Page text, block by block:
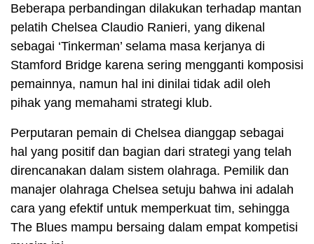
Beberapa perbandingan dilakukan terhadap mantan
pelatih Chelsea Claudio Ranieri, yang dikenal
sebagai ‘Tinkerman’ selama masa kerjanya di
Stamford Bridge karena sering mengganti komposisi
pemainnya, namun hal ini dinilai tidak adil oleh
pihak yang memahami strategi klub.
Perputaran pemain di Chelsea dianggap sebagai
hal yang positif dan bagian dari strategi yang telah
direncanakan dalam sistem olahraga. Pemilik dan
manajer olahraga Chelsea setuju bahwa ini adalah
cara yang efektif untuk memperkuat tim, sehingga
The Blues mampu bersaing dalam empat kompetisi